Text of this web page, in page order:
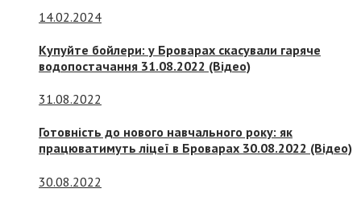
14.02.2024
Купуйте бойлери: у Броварах скасували гаряче
водопостачання 31.08.2022 (Відео)
31.08.2022
Готовність до нового навчального року: як
працюватимуть ліцеї в Броварах 30.08.2022 (Відео)
30.08.2022